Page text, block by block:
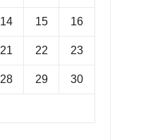
14 15 16
21 22 23
28 29 30